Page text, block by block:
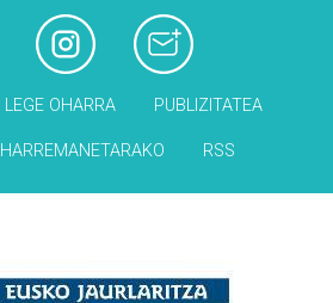
LEGE OHARRA PUBLIZITATEA
HARREMANETARAKO RSS